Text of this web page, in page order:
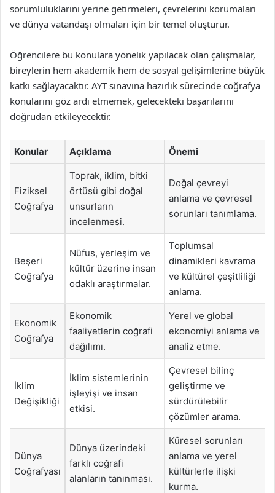
sorumluluklarını yerine getirmeleri, çevrelerini korumaları
ve dünya vatandaşı olmaları için bir temel oluşturur.
Öğrencilere bu konulara yönelik yapılacak olan çalışmalar,
bireylerin hem akademik hem de sosyal gelişimlerine büyük
katkı sağlayacaktır. AYT sınavına hazırlık sürecinde coğrafya
konularını göz ardı etmemek, gelecekteki başarılarını
doğrudan etkileyecektir.
Konular Açıklama Önemi
Fiziksel
Coğrafya
Toprak, iklim, bitki
örtüsü gibi doğal
unsurların
incelenmesi.
Doğal çevreyi
anlama ve çevresel
sorunları tanımlama.
Beşeri
Coğrafya
Nüfus, yerleşim ve
kültür üzerine insan
odaklı araştırmalar.
Toplumsal
dinamikleri kavrama
ve kültürel çeşitliliği
anlama.
Ekonomik
Coğrafya
Ekonomik
faaliyetlerin coğrafi
dağılımı.
Yerel ve global
ekonomiyi anlama ve
analiz etme.
İklim
Değişikliği
İklim sistemlerinin
işleyişi ve insan
etkisi.
Çevresel bilinç
geliştirme ve
sürdürülebilir
çözümler arama.
Dünya
Coğrafyası
Dünya üzerindeki
farklı coğrafi
alanların tanınması.
Küresel sorunları
anlama ve yerel
kültürlerle ilişki
kurma.